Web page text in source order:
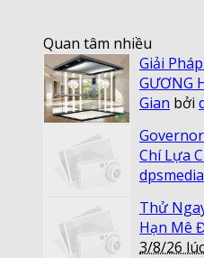
Quan tâm nhiều
Giải
GƯƠNG
Gian bởi
Chí Lựa
dpsmedia
Thử
Hạn Mê
3/8/26